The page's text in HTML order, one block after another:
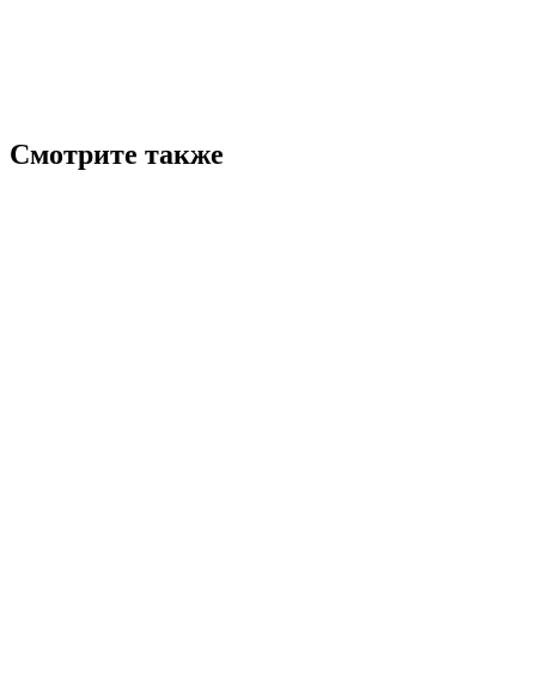
Смотрите также